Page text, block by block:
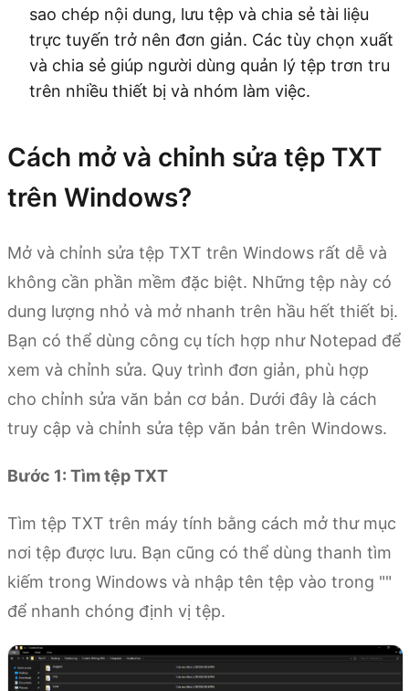
sao chép nội dung, lưu tệp và chia sẻ tài liệu
trực tuyến trở nên đơn giản. Các tùy chọn xuất
và chia sẻ giúp người dùng quản lý tệp trơn tru
trên nhiều thiết bị và nhóm làm việc.
Cách mở và chỉnh sửa tệp TXT
trên Windows?
Mở và chỉnh sửa tệp TXT trên Windows rất dễ và
không cần phần mềm đặc biệt. Những tệp này có
dung lượng nhỏ và mở nhanh trên hầu hết thiết bị.
Bạn có thể dùng công cụ tích hợp như Notepad để
xem và chỉnh sửa. Quy trình đơn giản, phù hợp
cho chỉnh sửa văn bản cơ bản. Dưới đây là cách
truy cập và chỉnh sửa tệp văn bản trên Windows.
Bước 1: Tìm tệp TXT
Tìm tệp TXT trên máy tính bằng cách mở thư mục
nơi tệp được lưu. Bạn cũng có thể dùng thanh tìm
kiếm trong Windows và nhập tên tệp vào trong ""
để nhanh chóng định vị tệp.